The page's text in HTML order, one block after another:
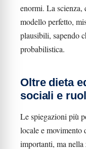
enormi. La scienza,
modello perfetto,
plausibili, sapendo
probabilistica.
Oltre dieta
sociali e
Le spiegazioni più
locale e movimento
importanti, ma